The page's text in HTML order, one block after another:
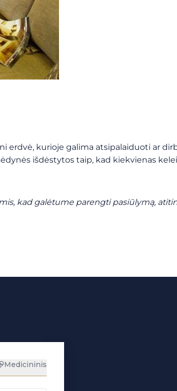
erdvė, kurioje galima atsipalaiduoti ar
išdėstytos taip, kad kiekvienas
kad galėtume parengti pasiūlymą,